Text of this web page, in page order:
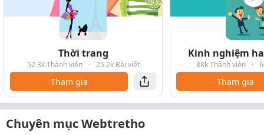
Thời trang
52.3k Thành viên · 25.2k Bài viết
Tham gia
Kinh nghiệm
88k Thành viên ·
Tham gia
Chuyên mục Webtretho